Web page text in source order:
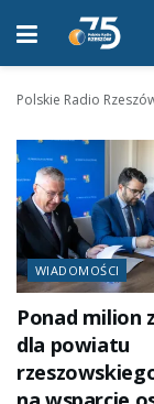
Polskie Radio
WIADOMOŚCI
Ponad milion
dla powiatu